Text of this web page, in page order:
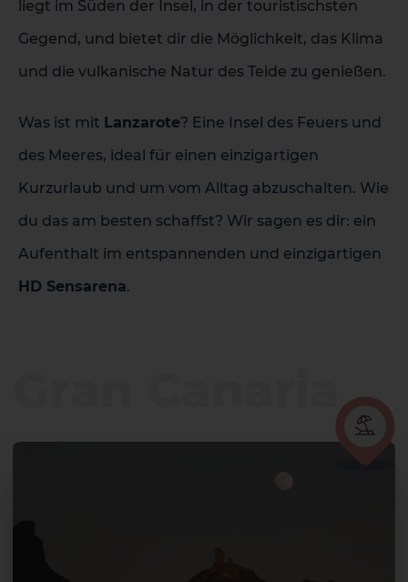
liegt im Süden der Insel, in der touristischsten
Gegend, und bietet dir die Möglichkeit, das Klima
und die vulkanische Natur des Teide zu genießen.
Was ist mit Lanzarote? Eine Insel des Feuers und
des Meeres, ideal für einen einzigartigen
Kurzurlaub und um vom Alltag abzuschalten. Wie
du das am besten schaffst? Wir sagen es dir: ein
Aufenthalt im entspannenden und einzigartigen
HD Sensarena.